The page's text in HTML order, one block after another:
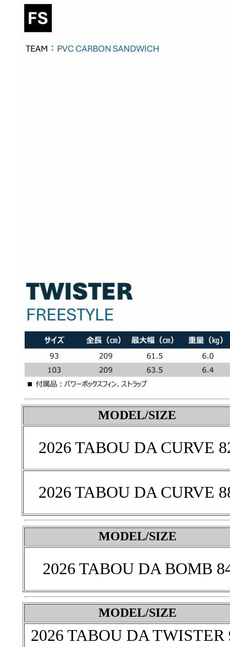
MODEL/SIZE
2026 TABOU DA CURVE
2026 TABOU DA CURVE
MODEL/SIZE
2026 TABOU DA BOMB
MODEL/SIZE
2026 TABOU DA TWISTER